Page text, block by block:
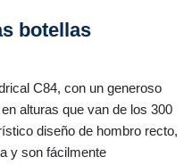
botellas
C84, con un generoso
alturas que van de los 300
diseño de hombro recto,
y son fácilmente